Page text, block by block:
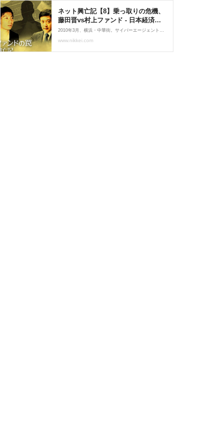
ネット興亡記【8】乗っ取りの危機、
藤田晋vs村上ファンド - 日本経済新
聞
2010年3月、横浜・中華街。サイバーエージェント社長の藤田晋は懐かしい人物と再会していた。ヒューマンクレスト社長の渡辺義孝だ。会うのは12年ぶりだが、名物の上海焼きそばを食べながらの会話は昔となんら変わらない。渡辺は大学生時代の藤田に仕事のイロハを教えた恩人だ。その頃も食事に行けば映画に政治と話が尽きなかった。藤田は「まるで昔にタイムスリップしたようでした」と振り返る。裏切りの夜ただ、2
www.nikkei.com